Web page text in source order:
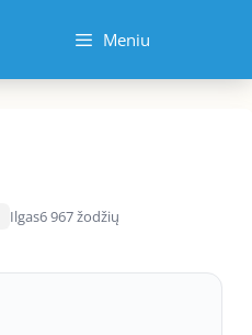
Meniu
Ilgas6 967 žodžių